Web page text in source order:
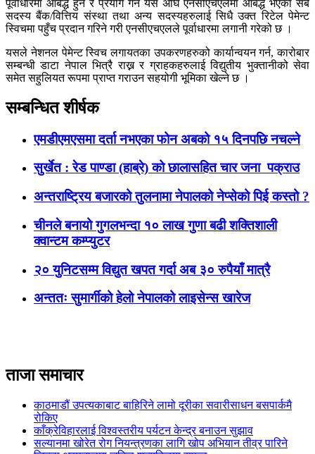
पूर्वाधारमा आबद्ध हुन र प्रयोग गर्न यस अघि एनसीएचएलमा आबद्ध भएका सबै
सदस्य बैंक/वित्तिय संस्था तथा अन्य सदस्यहरुलाई सिधै उक्त रिटेल पेमेन्ट
स्विचमा पहुँच प्रदान गरिने गरी एनसीएचएलले पूर्वाधारमा लगानी गरेको छ ।
यसले नेशनल पेमेन्ट स्विच लगायतका उपकरणहरुको कार्यान्वयन गर्न, कारोबार
सम्बन्धी डाटा नेपाल भित्रै राख्न र ग्राहकहरुलाई विद्युतीय भुक्तानीको सेवा
समेत सहुलियत रूपमा प्राप्त गराउन सहयोगी भूमिका खेल्ने छ ।
सम्बन्धित शीर्षक
एमडीएमएसमा दर्ता नभएका फोन अबको १५ दिनपछि नचल्ने
सुर्खेत : रेड पाण्डा (हाब्रे) को छालासहित चार जना पक्राउ
अन्तराष्ट्रिय बजारको तुलनामा नेपालको नेप्सेको पिई कस्तो ?
चीनले बनायो गुगलभन्दा १० लाख गुणा बढी शक्तिशाली
क्वान्टम कम्प्युटर
२० युनिटसम्म विद्युत खपत गर्दा अब ३० रुपैयाँ मात्रै
अन्ततः सुमार्गीको हेलो नेपालको लाइसेन्स खारेज
ताजा समाचार
काठमाडौं उपत्यकाबाट बाहिरिने लामो दूरीका सवारीसाधन बसपार्कमै
रोकिए
काँक्रेविहारलाई विश्वस्तरीय पर्यटन केन्द्र बनाउन सुझाव
सल्यानमा खोरेत रोग नियन्त्रणका लागि खोप अभियान तीव्र पारिने